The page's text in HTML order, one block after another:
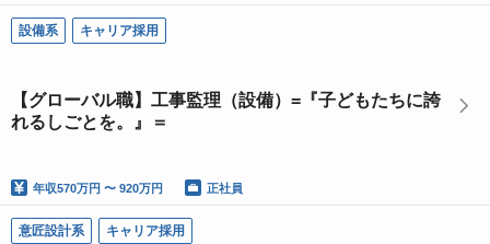
設備系 キャリア採用
【グローバル職】工事監理（設備）=『子どもたちに誇
れるしごとを。』＝
年収570万円 〜 920万円 正社員
意匠設計系 キャリア採用